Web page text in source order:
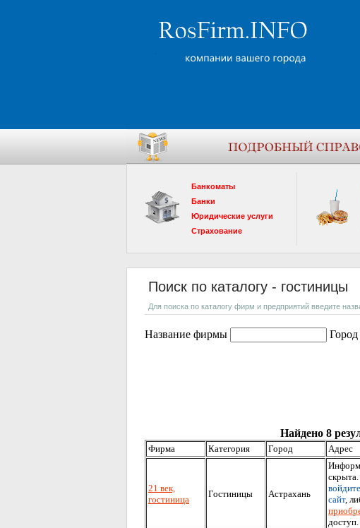
Банкоматы
Банки
Юридические услуги
Страхование
Поиск по каталогу - гостиницы
Для поиска по каталогу фирм и предприятий введите
Название фирмы Город
Найдено 8
Фирма Категория Город Адрес
21 век,
гостиница
Гостиницы Астрахань
скрыта.
сайт,
доступ.